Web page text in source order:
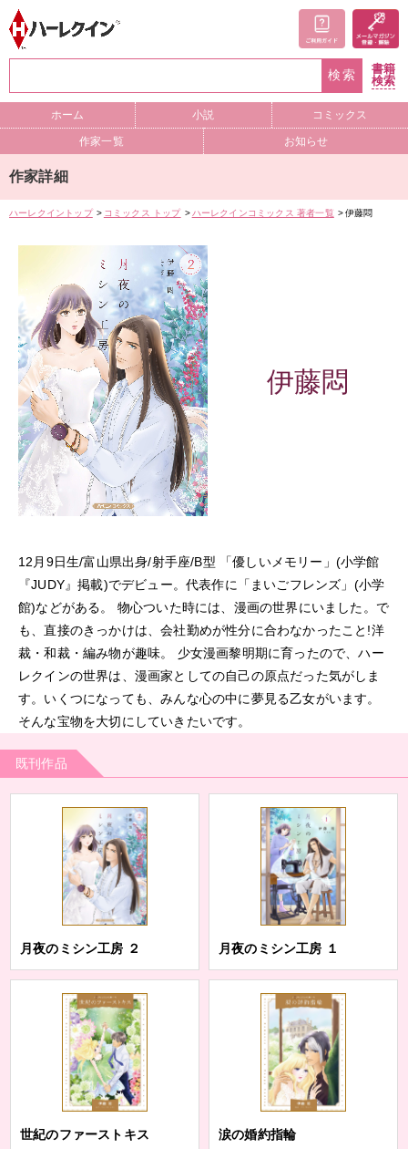
検索
書籍
検索
ホーム 小説 コミックス
作家一覧 お知らせ
作家詳細
ハーレクイントップ コミックス トップ ハーレクインコミックス 著者一覧 伊藤悶
伊藤悶
12月9日生/富山県出身/射手座/B型 「優しいメモリー」(小学館
『JUDY』掲載)でデビュー。代表作に「まいごフレンズ」(小学
館)などがある。 物心ついた時には、漫画の世界にいました。で
も、直接のきっかけは、会社勤めが性分に合わなかったこと!洋
裁・和裁・編み物が趣味。 少女漫画黎明期に育ったので、ハー
レクインの世界は、漫画家としての自己の原点だった気がしま
す。いくつになっても、みんな心の中に夢見る乙女がいます。
そんな宝物を大切にしていきたいです。
既刊作品
月夜のミシン工房 ２ 月夜のミシン工房 １
世紀のファーストキス 涙の婚約指輪